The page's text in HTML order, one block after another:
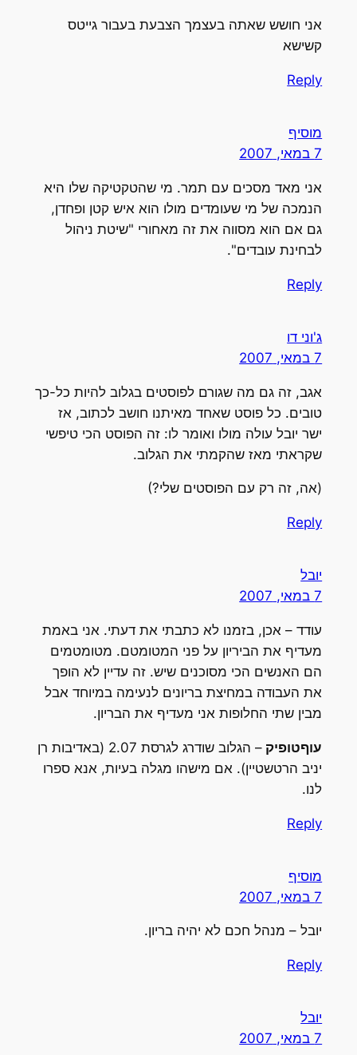
אני חושש שאתה בעצמך הצבעת בעבור גייטס
קשישא
Reply
מוסיף
אני מאד מסכים עם תמר. מי שהטקטיקה שלו היא
הנמכה של מי שעומדים מולו הוא איש קטן ופחדן,
גם אם הוא מסווה את זה מאחורי "שיטת ניהול
לבחינת עובדים".
Reply
ג'וני דו
אגב, זה גם מה שגורם לפוסטים בגלוב להיות כל-כך
טובים. כל פוסט שאחד מאיתנו חושב לכתוב, אז
ישר יובל עולה מולו ואומר לו: זה הפוסט הכי טיפשי
שקראתי מאז שהקמתי את הגלוב.
(אה, זה רק עם הפוסטים שלי?)
Reply
יובל
עודד – אכן, בזמנו לא כתבתי את דעתי. אני באמת
מעדיף את הביריון על פני המטומטם. מטומטמים
הם האנשים הכי מסוכנים שיש. זה עדיין לא הופך
את העבודה במחיצת בריונים לנעימה במיוחד אבל
מבין שתי החלופות אני מעדיף את הבריון.
עוףטופיק
– הגלוב שודרג לגרסת 2.07 (באדיבות רן
יניב הרטשטיין). אם מישהו מגלה בעיות, אנא ספרו
לנו.
Reply
מוסיף
יובל – מנהל חכם לא יהיה בריון.
Reply
יובל